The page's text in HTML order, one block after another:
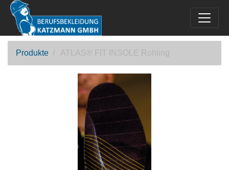
Produkte ATLAS® FIT INSOLE Rohling